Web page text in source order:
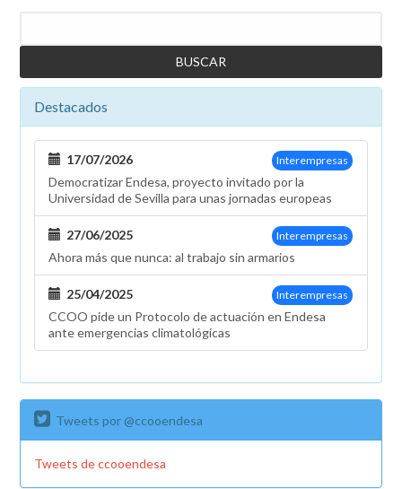
conseguir
certificado
profesionalidad
Destacados
Interempresas
17/07/2026
Democratizar Endesa, proyecto invitado por la
Universidad de Sevilla para unas jornadas europeas
Interempresas
27/06/2025
Ahora más que nunca: al trabajo sin armarios
Interempresas
25/04/2025
CCOO pide un Protocolo de actuación en Endesa
ante emergencias climatológicas
Tweets por @ccooendesa
Tweets de ccooendesa